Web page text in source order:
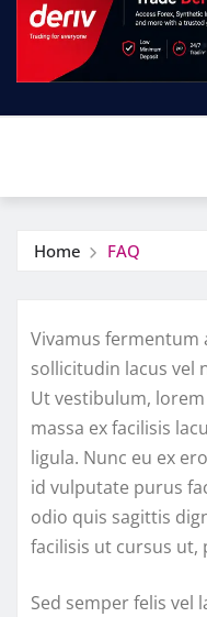
Home FAQ
Vivamus fermentum
sollicitudin lacus vel
Ut vestibulum,
massa ex facilisis
ligula. Nunc eu ex
id vulputate purus
odio quis sagittis
facilisis ut cursus ut,
Sed semper felis vel